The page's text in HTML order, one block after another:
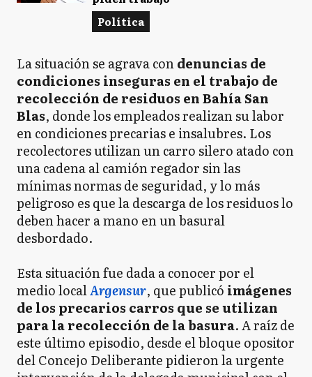
Política
La situación se agrava condenuncias de
condiciones inseguras en el trabajo de
recolección de residuos en Bahía San
Blas, donde los empleados realizan su labor
en condiciones precarias e insalubres. Los
recolectores utilizan un carro silero atado con
una cadena al camión regador sin las
mínimas normas de seguridad, y lo más
peligroso es que la descarga de los residuos lo
deben hacer a mano en un basural
desbordado.
Esta situación fue dada a conocer por el
medio localArgensur, que publicó imágenes
de los precarios carros que se utilizan
para la recolección de la basura. A raíz de
este último episodio, desde el bloque opositor
del Concejo Deliberante pidieron la urgente